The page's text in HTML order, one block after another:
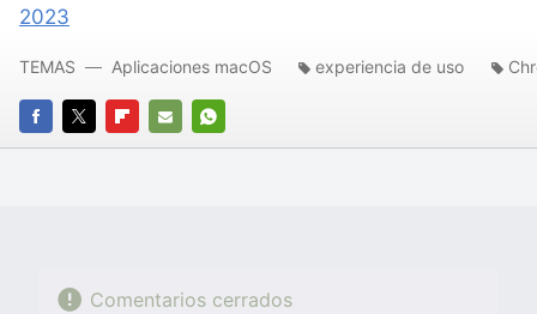
2023
FACEBOOK
TWITTERFLIPBOARD
E-
WHATSAPP
TEMAS Aplicaciones macOS experiencia de uso
Comentarios cerrados